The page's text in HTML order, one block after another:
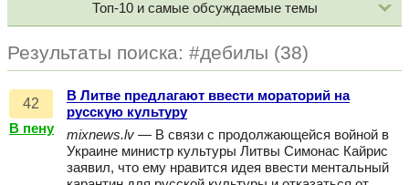
Топ-10 и самые обсуждаемые темы
Результаты поиска: #дебилы (38)
42
В пену
В Литве предлагают ввести мораторий на
русскую культуру
mixnews.lv — В связи с продолжающейся войной в
Украине министр культуры Литвы Симонас Кайрис
заявил, что ему нравится идея ввести ментальный